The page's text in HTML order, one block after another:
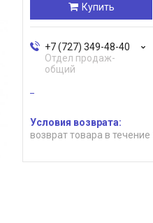
Купить
+7 (727) 349-48-40
Отдел продаж-
общий
возврат товара в